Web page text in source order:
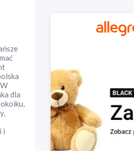
dla
i